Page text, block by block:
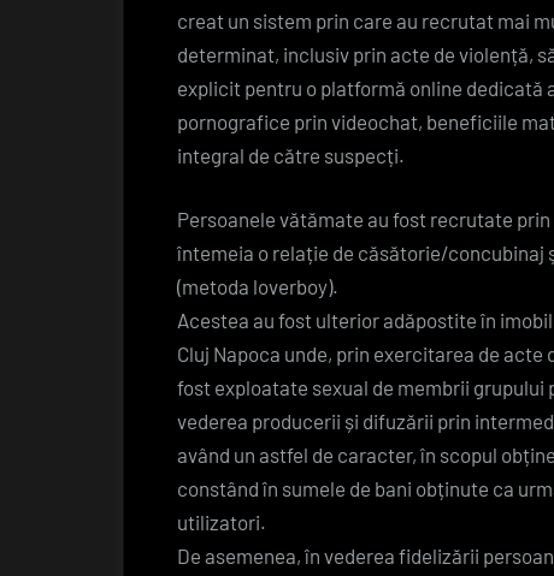
creat un sistem prin care au recrutat mai
determinat, inclusiv prin acte de violență,
explicit pentru o platformă online dedicată
pornografice prin videochat, beneficiile
integral de către suspecți.
Persoanele vătămate au fost recrutate
întemeia o relație de căsătorie/concubinaj
(metoda loverboy).
Acestea au fost ulterior adăpostite în
Cluj Napoca unde, prin exercitarea de
fost exploatate sexual de membrii
vederea producerii și difuzării prin
având un astfel de caracter, în scopul
constând în sumele de bani obținute ca
utilizatori.
De asemenea, în vederea fidelizării